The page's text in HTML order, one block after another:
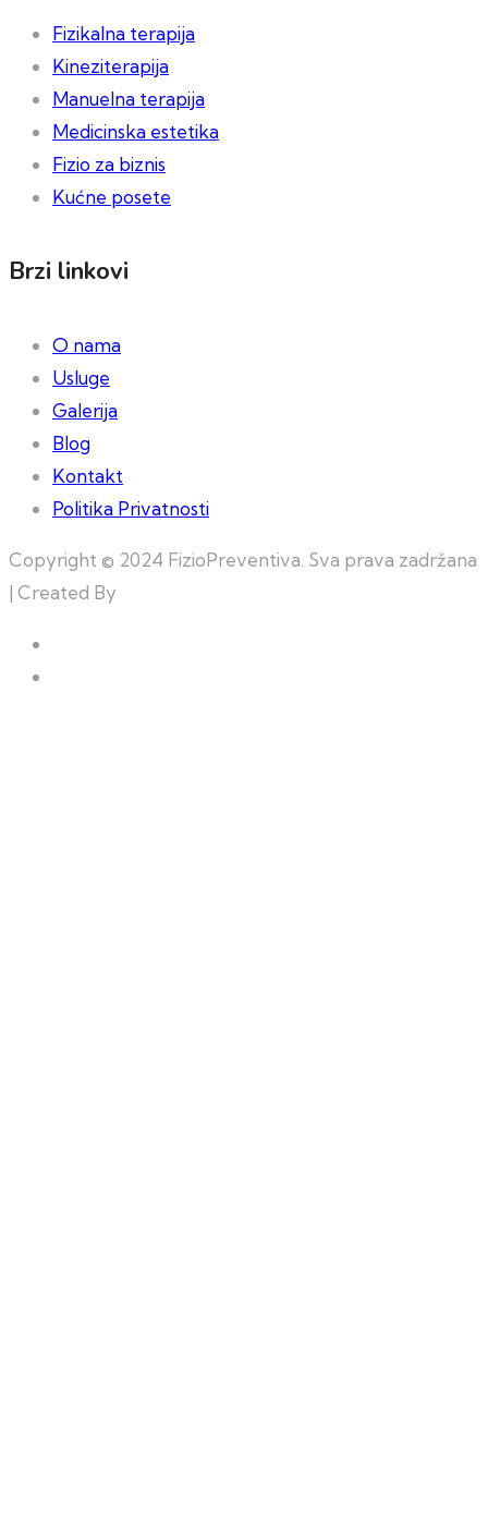
Fizikalna terapija
Kineziterapija
Manuelna terapija
Medicinska estetika
Fizio za biznis
Kućne posete
Brzi linkovi
O nama
Usluge
Galerija
Blog
Kontakt
Politika Privatnosti
Copyright © 2024 FizioPreventiva. Sva prava zadržana
| Created By